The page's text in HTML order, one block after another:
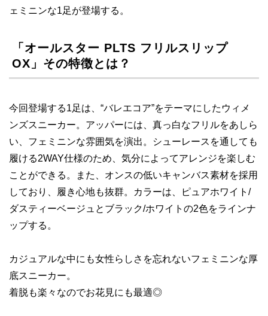
ェミニンな1足が登場する。
「オールスター PLTS フリルスリップ
OX」その特徴とは？
今回登場する1足は、“バレエコア”をテーマにしたウィメ
ンズスニーカー。アッパーには、真っ白なフリルをあしら
い、フェミニンな雰囲気を演出。シューレースを通しても
履ける2WAY仕様のため、気分によってアレンジを楽しむ
ことができる。また、オンスの低いキャンバス素材を採用
しており、履き心地も抜群。カラーは、ピュアホワイト/
ダスティーベージュとブラック/ホワイトの2色をラインナ
ップする。
カジュアルな中にも女性らしさを忘れないフェミニンな厚
底スニーカー。
着脱も楽々なのでお花見にも最適◎